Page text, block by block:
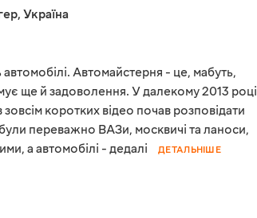
, Україна
Автомайстерня - це, мабуть,
ще й задоволення. У далекому 2013 році
коротких відео почав розповідати
переважно ВАЗи, москвичі та ланоси,
а автомобілі - дедалі
ДЕТАЛЬНІШЕ